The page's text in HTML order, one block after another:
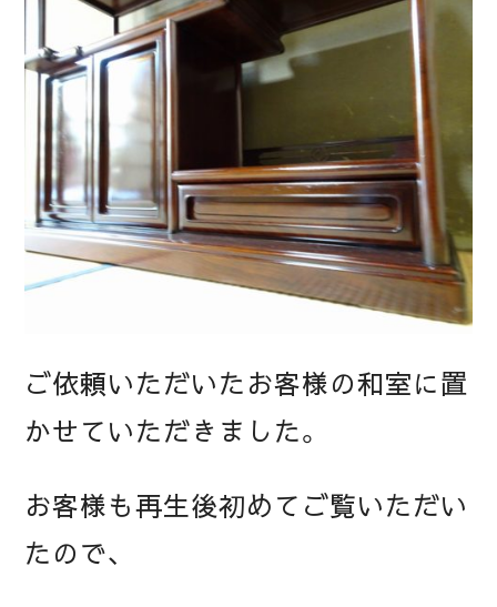
ご依頼いただいたお客様の和室に置
かせていただきました。
お客様も再生後初めてご覧いただい
たので、